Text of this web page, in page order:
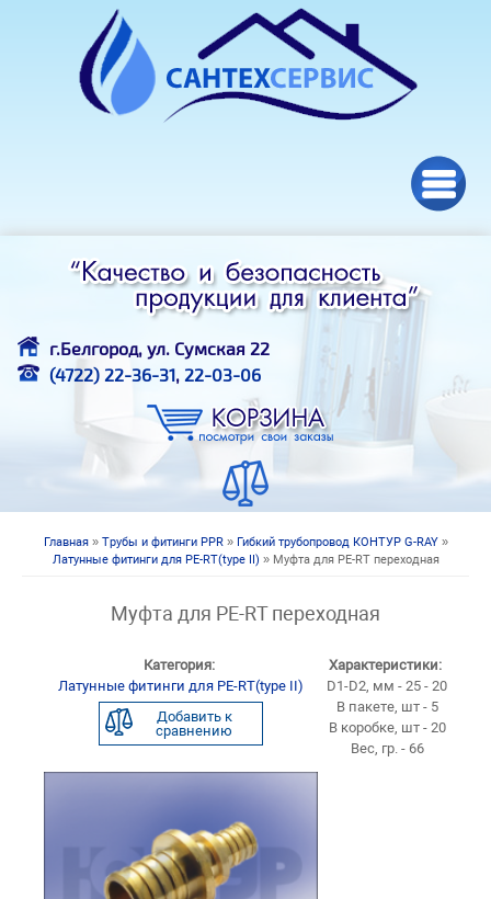
Перейти к основному содержанию
г.Белгород, ул. Сумская 22
(4722) 22-36-31, 22-03-06
Вы здесь
Главная» Трубы и фитинги PPR» Гибкий трубопровод КОНТУР G-RAY»
Латунные фитинги для PE-RT(type II) » Муфта для PE-RT переходная
Муфта для PE-RT переходная
Категория:
Латунные фитинги для PE-RT(type II)
Добавить к
сравнению
Характеристики:
D1-D2, мм - 25 - 20
В пакете, шт - 5
В коробке, шт - 20
Вес, гр. - 66